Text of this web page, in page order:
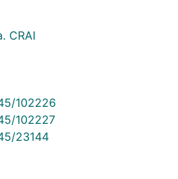
CRAI
102226
102227
23144